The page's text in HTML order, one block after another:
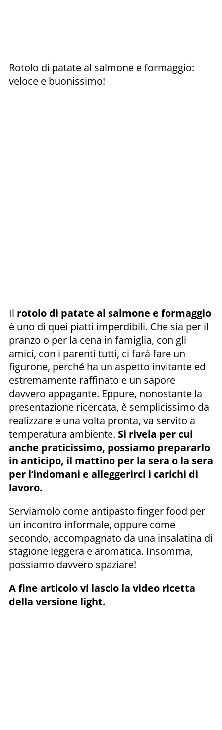
Rotolo di patate al salmone e formaggio:
veloce e buonissimo!
Il rotolo di patate al salmone e formaggio
è uno di quei piatti imperdibili. Che sia per il
pranzo o per la cena in famiglia, con gli
amici, con i parenti tutti, ci farà fare un
figurone, perché ha un aspetto invitante ed
estremamente raffinato e un sapore
davvero appagante. Eppure, nonostante la
presentazione ricercata, è semplicissimo da
realizzare e una volta pronta, va servito a
temperatura ambiente. Si rivela per cui
anche praticissimo, possiamo prepararlo
in anticipo, il mattino per la sera o la sera
per l’indomani e alleggerirci i carichi di
lavoro.
Serviamolo come antipasto finger food per
un incontro informale, oppure come
secondo, accompagnato da una insalatina di
stagione leggera e aromatica. Insomma,
possiamo davvero spaziare!
A fine articolo vi lascio la video ricetta
della versione light.